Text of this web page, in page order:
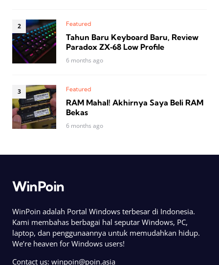
Featured
Tahun Baru Keyboard Baru, Review
Paradox ZX‑68 Low Profile
6 months ago
Featured
RAM Mahal! Akhirnya Saya Beli RAM
Bekas
6 months ago
WinPoin
WinPoin adalah Portal Windows terbesar di Indonesia.
Kami membahas berbagai hal seputar Windows, PC,
laptop, dan penggunaannya untuk memudahkan hidup.
We’re heaven for Windows users!
Contact us: winpoin@poin.asia